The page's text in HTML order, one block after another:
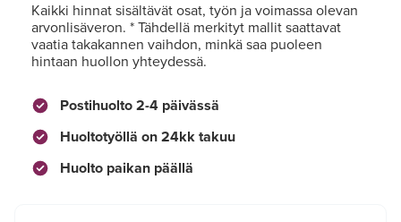
Kaikki hinnat sisältävät osat, työn ja voimassa olevan
arvonlisäveron. * Tähdellä merkityt mallit saattavat
vaatia takakannen vaihdon, minkä saa puoleen
hintaan huollon yhteydessä.
Postihuolto 2-4 päivässä
Huoltotyöllä on 24kk takuu
Huolto paikan päällä